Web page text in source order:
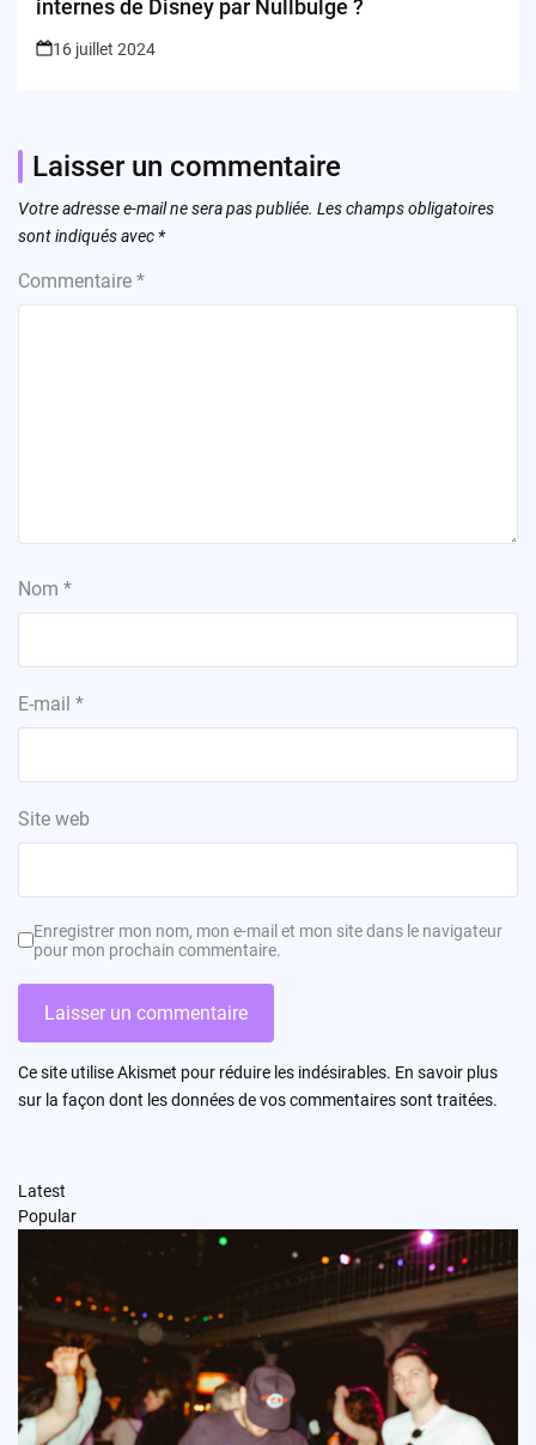
internes de Disney par Nullbulge ?
16 juillet 2024
Laisser un commentaire
Votre adresse e-mail ne sera pas publiée. Les champs obligatoires
sont indiqués avec *
Commentaire *
Nom *
E-mail *
Site web
Enregistrer mon nom, mon e-mail et mon site dans le navigateur
pour mon prochain commentaire.
Ce site utilise Akismet pour réduire les indésirables. En savoir plus
sur la façon dont les données de vos commentaires sont traitées.
Latest
Popular